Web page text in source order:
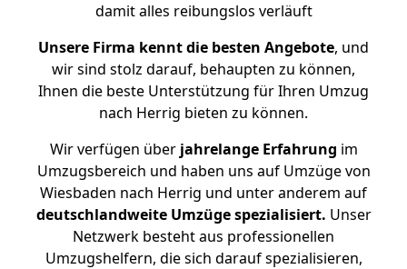
damit alles reibungslos verläuft
Unsere Firma kennt die besten Angebote, und
wir sind stolz darauf, behaupten zu können,
Ihnen die beste Unterstützung für Ihren Umzug
nach Herrig bieten zu können.
Wir verfügen überjahrelange Erfahrung im
Umzugsbereich und haben uns auf Umzüge von
Wiesbaden nach Herrig und unter anderem auf
deutschlandweite Umzüge spezialisiert. Unser
Netzwerk besteht aus professionellen
Umzugshelfern, die sich darauf spezialisieren,